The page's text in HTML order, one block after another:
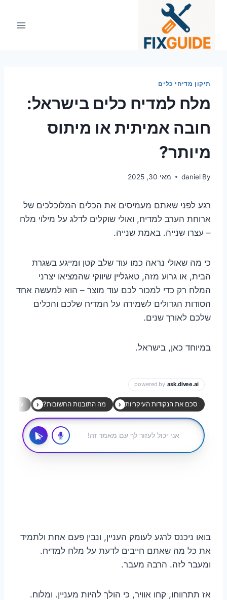
תיקון מדיחי כלים
מלח למדיח כלים בישראל:
חובה אמיתית או מיתוס
מיותר?
By
daniel מאי 30, 2025
רגע לפני שאתם מעמיסים את הכלים המלוכלכים של
ארוחת הערב למדיח, ואולי שוקלים לדלג על מילוי מלח
– עצרו שנייה. באמת שנייה.
כי מה שאולי נראה כמו עוד שלב קטן ומייגע בשגרת
הבית, או גרוע מזה, טאגליין שיווקי שהמציאו יצרני
המלח רק כדי למכור לכם עוד מוצר – הוא למעשה אחד
הסודות הגדולים לשמירה על המדיח שלכם והכלים
שלכם לאורך שנים.
במיוחד כאן, בישראל.
בואו ניכנס לרגע לעומק העניין, ונבין פעם אחת ולתמיד
את כל מה שאתם חייבים לדעת על מלח למדיח.
ומעבר לזה. הרבה מעבר.
אז תתרווחו, קחו אוויר, כי הולך להיות מעניין. ומלוח.